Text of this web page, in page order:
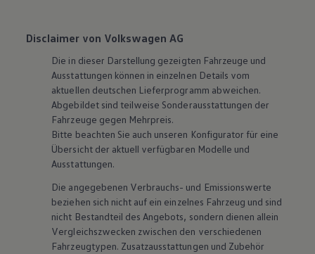
Disclaimer von Volkswagen AG
Die in dieser Darstellung gezeigten Fahrzeuge und
Ausstattungen können in einzelnen Details vom
aktuellen deutschen Lieferprogramm abweichen.
Abgebildet sind teilweise Sonderausstattungen der
Fahrzeuge gegen Mehrpreis.
Bitte beachten Sie auch unseren Konfigurator für eine
Übersicht der aktuell verfügbaren Modelle und
Ausstattungen.
Die angegebenen Verbrauchs- und Emissionswerte
beziehen sich nicht auf ein einzelnes Fahrzeug und sind
nicht Bestandteil des Angebots, sondern dienen allein
Vergleichszwecken zwischen den verschiedenen
Fahrzeugtypen. Zusatzausstattungen und Zubehör